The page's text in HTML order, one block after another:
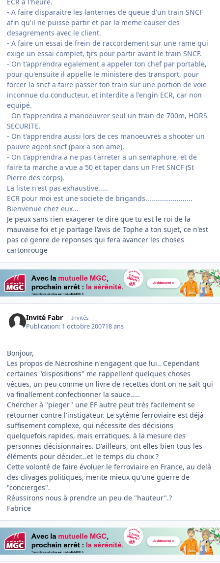
- A faire disparaitre les lanternes de queue d'un train SNCF
afin qu'il ne puisse partir et par la meme causer des
desagrements avec le client.
- A faire un essai de frein de raccordement sur une rame qui
exige un essai complet, tjrs pour partir avant le train SNCF.
- On t'apprendra egalement a appeler ton chef par portable,
pour qu'ensuite il appelle le ministere des transport, pour
forcer la sncf a faire passer ton train sur une portion de voie
inconnue du conducteur, et interdite a l'engin ECR, car non
equipé.
- On t'apprendra a manoeuvrer seul un train de 700m, HORS
SECURITE.
- On t'apprendra aussi lors de ces manoeuvres a shooter un
pauvre agent sncf (paix a son ame).
- On t'apprendra a ne pas t'arreter a un semaphore, et de
faire ta marche a vue a 50 et taper dans un Fret SNCF (St
Pierre des corps).
La liste n'est pas exhaustive.....
ECR pour moi est une societe de brigands........................
Bienvenue chez eux...
Je peux sans rien exagerer te dire que tu est le roi de la
mauvaise foi et je partage l'avis de Tophe a ton sujet, ce n'est
pas ce genre de reponses qui fera avancer les choses
cartonrouge
Invité Fabr Invités
Publication: 1 octobre 200718 ans
Bonjour,
Les propos de Necroshine n'engagent que lui.. Cependant
certaines "dispositions" me rappellent quelques choses
vécues, un peu comme un livre de recettes dont on ne sait qui
va finallement confectionner la sauce.....
Chercher à "pieger" une EF autre peut trés facilement se
retourner contre l'instigateur. Le sytéme ferroviaire est déjà
suffisement complexe, qui nécessite des décisions
quelquefois rapides, mais erratiques, à la mesure des
personnes décisionnaires. D'ailleurs, ont elles bien tous les
éléments pour décider...et le temps du choix ?
Cette volonté de faire évoluer le ferroviaire en France, au delà
des clivages politiques, merite mieux qu'une guerre de
"concierges".
Réussirons nous à prendre un peu de "hauteur".?
Fabrice